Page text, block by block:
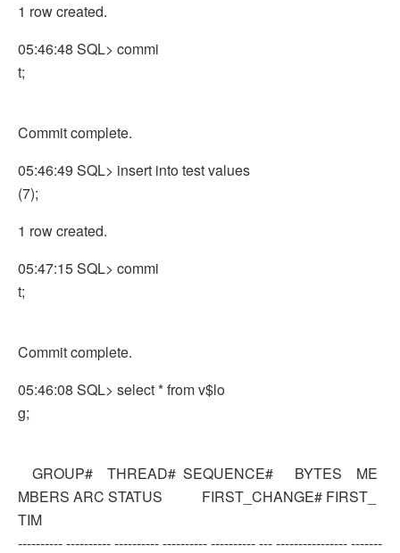
1 row created.
05:46:48 SQL> commi
t;
Commit complete.
05:46:49 SQL> insert into test values
(7);
1 row created.
05:47:15 SQL> commi
t;
Commit complete.
05:46:08 SQL> select * from v$lo
g;
GROUP# THREAD# SEQUENCE# BYTES ME
MBERS ARC STATUS FIRST_CHANGE# FIRST_
TIM
---------- ---------- ---------- ---------- ---------- --- ---------------- -------